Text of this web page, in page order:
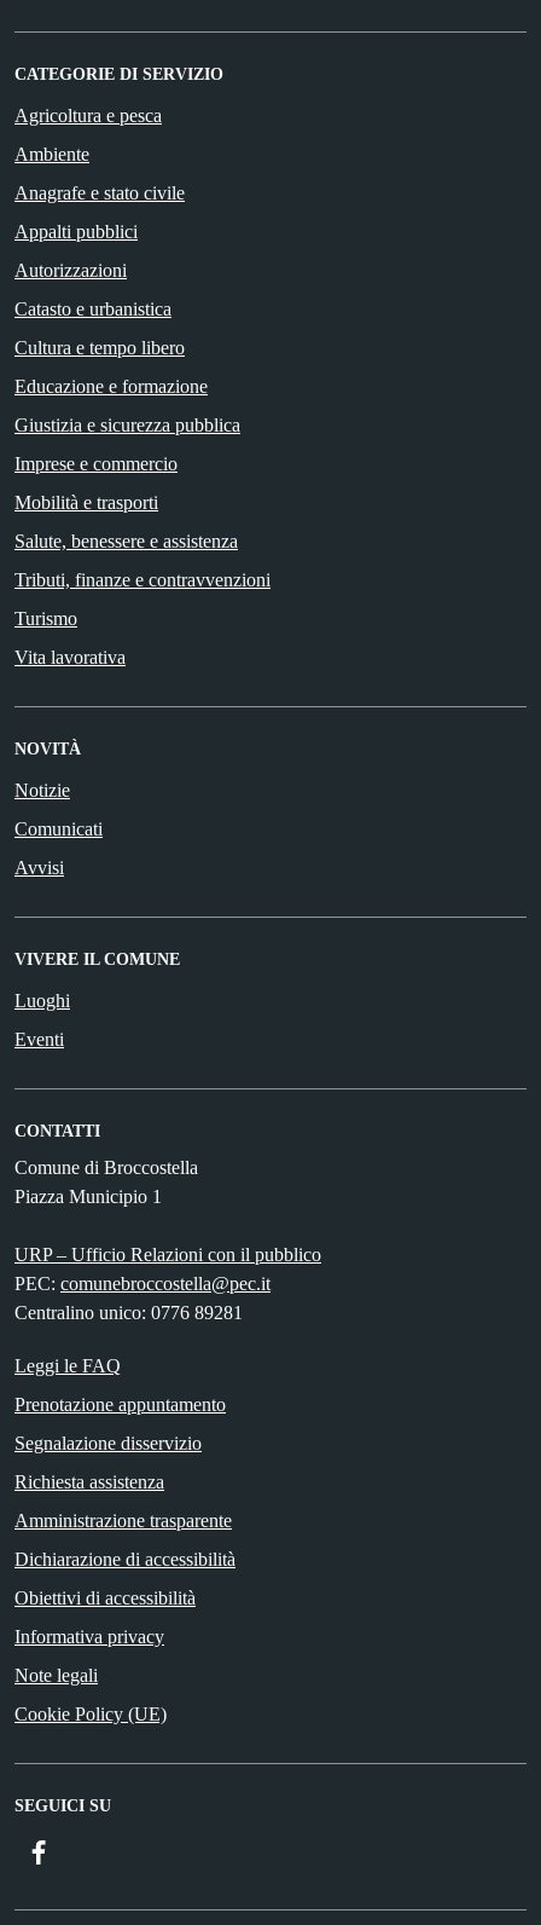
CATEGORIE DI SERVIZIO
Agricoltura e pesca
Ambiente
Anagrafe e stato civile
Appalti pubblici
Autorizzazioni
Catasto e urbanistica
Cultura e tempo libero
Educazione e formazione
Giustizia e sicurezza pubblica
Imprese e commercio
Mobilità e trasporti
Salute, benessere e assistenza
Tributi, finanze e contravvenzioni
Turismo
Vita lavorativa
NOVITÀ
Notizie
Comunicati
Avvisi
VIVERE IL COMUNE
Luoghi
Eventi
CONTATTI
Comune di Broccostella
Piazza Municipio 1
URP – Ufficio Relazioni con il pubblico
PEC: comunebroccostella@pec.it
Centralino unico: 0776 89281
Leggi le FAQ
Prenotazione appuntamento
Segnalazione disservizio
Richiesta assistenza
Amministrazione trasparente
Dichiarazione di accessibilità
Obiettivi di accessibilità
Informativa privacy
Note legali
Cookie Policy (UE)
SEGUICI SU